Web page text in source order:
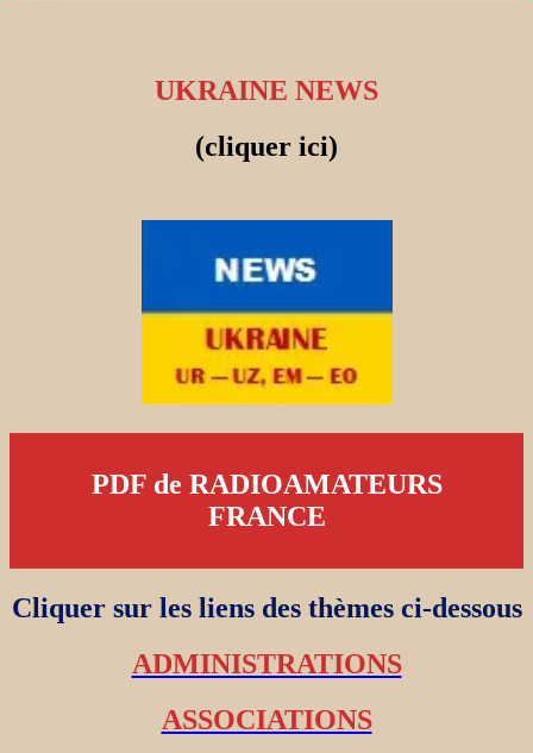
UKRAINE NEWS
(cliquer ici)
PDF de RADIOAMATEURS
FRANCE
Cliquer sur les liens des thèmes ci-dessous
ADMINISTRATIONS
ASSOCIATIONS